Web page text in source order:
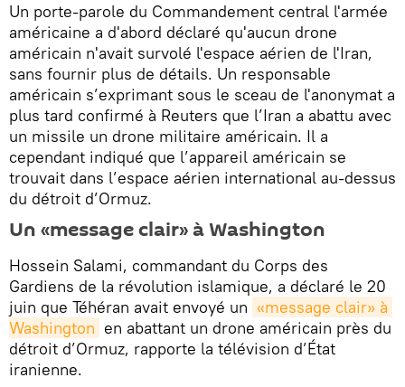
Un porte-parole du Commandement central l'armée
américaine a d'abord déclaré qu'aucun drone
américain n'avait survolé l'espace aérien de l'Iran,
sans fournir plus de détails. Un responsable
américain s’exprimant sous le sceau de l'anonymat a
plus tard confirmé à Reuters que l’Iran a abattu avec
un missile un drone militaire américain. Il a
cependant indiqué que l’appareil américain se
trouvait dans l’espace aérien international au-dessus
du détroit d’Ormuz.
Un «message clair» à Washington
Hossein Salami, commandant du Corps des
Gardiens de la révolution islamique, a déclaré le 20
juin que Téhéran avait envoyé un «message clair» à
Washington en abattant un drone américain près du
détroit d’Ormuz, rapporte la télévision d’État
iranienne.